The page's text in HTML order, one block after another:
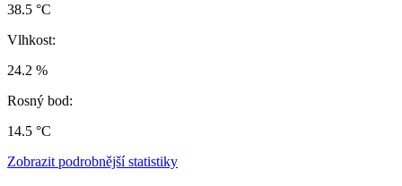
38.5 °C
Vlhkost:
24.2 %
Rosný bod:
14.5 °C
Zobrazit podrobnější statistiky